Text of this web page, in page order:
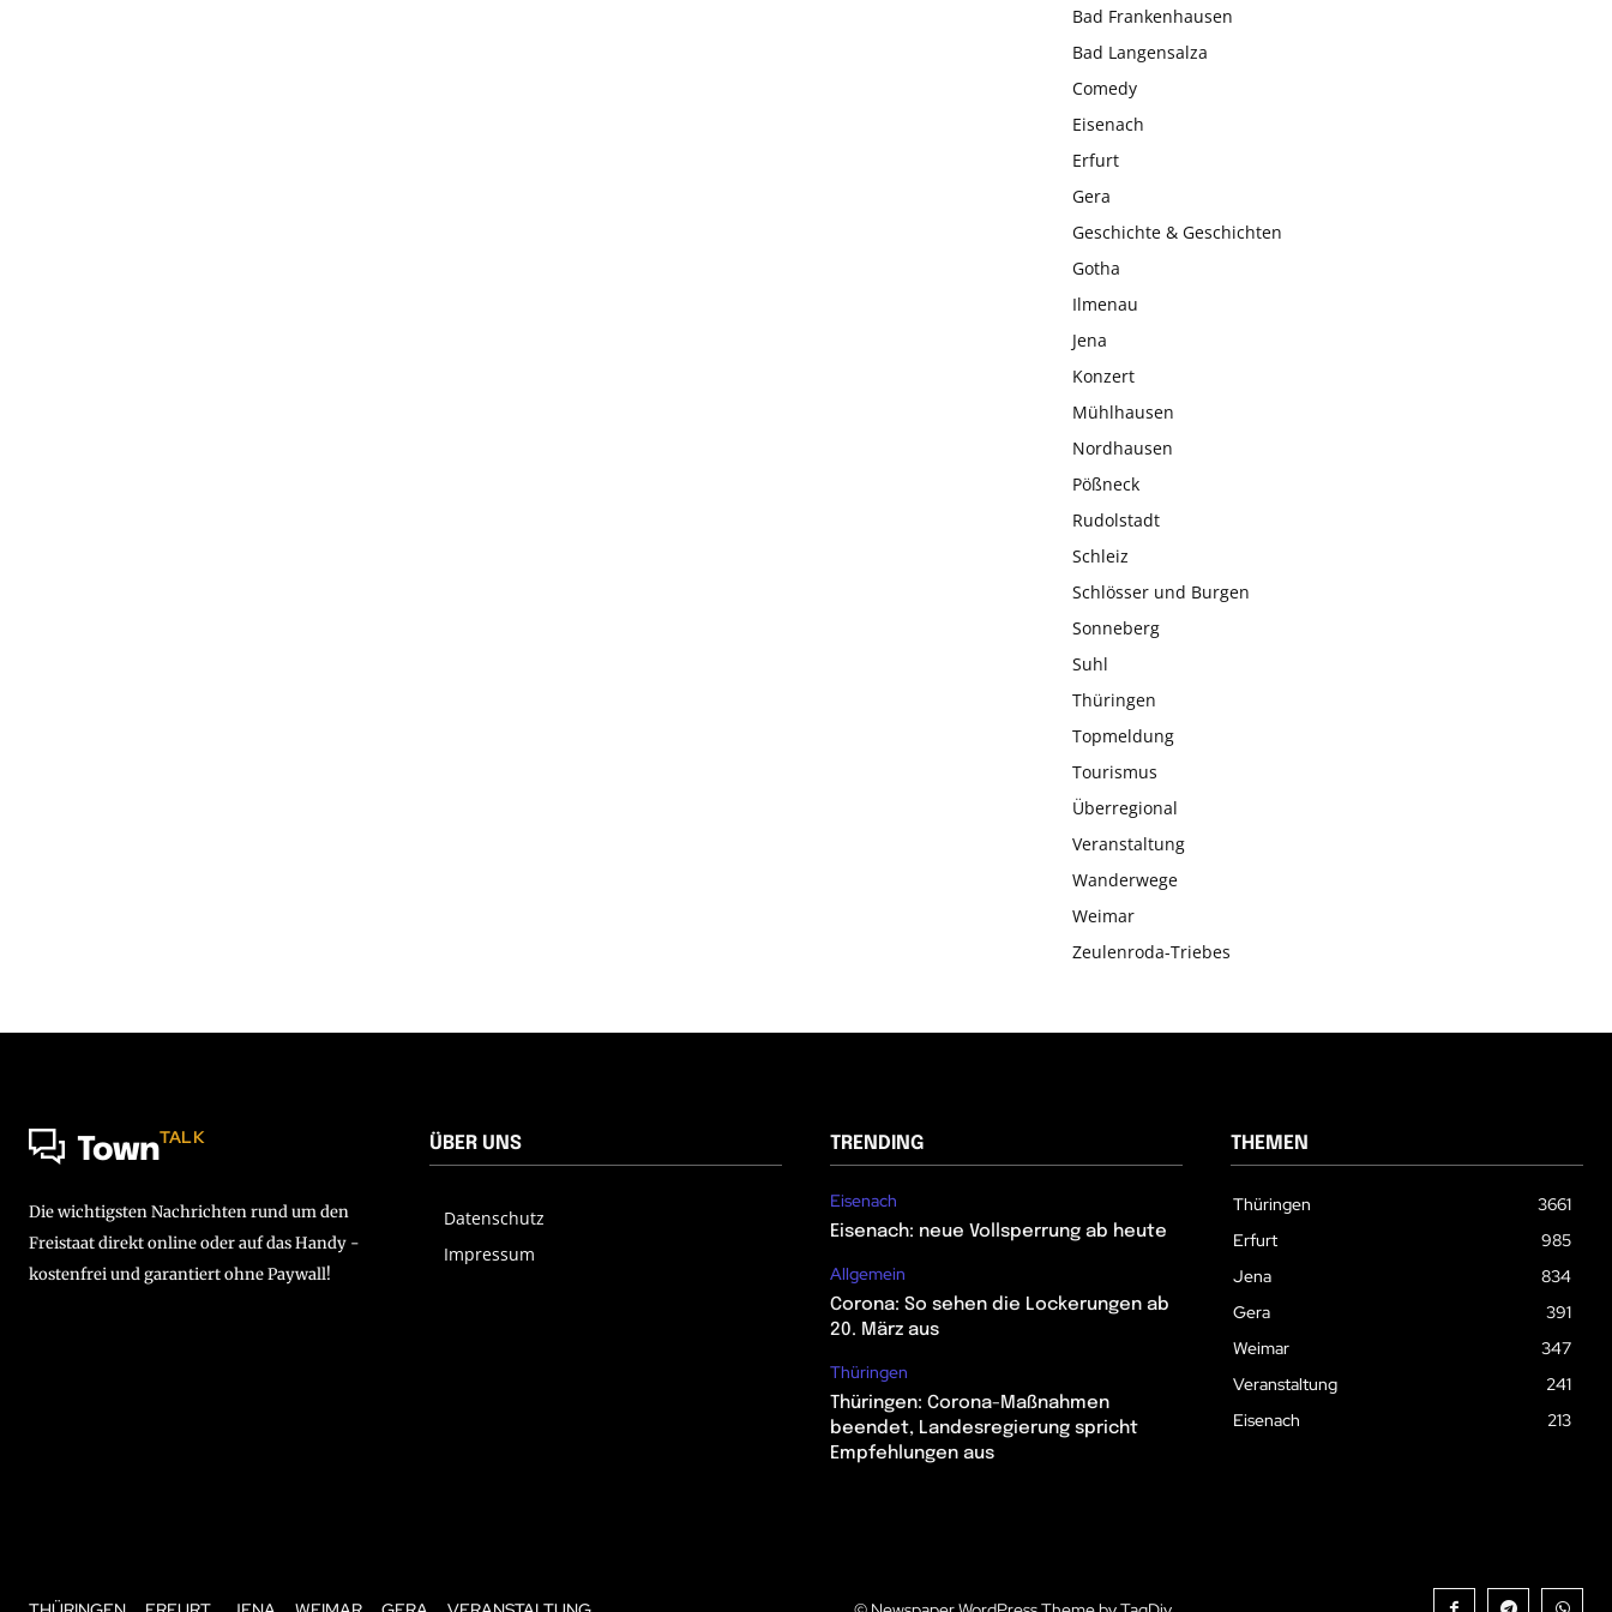
Bad Frankenhausen
Bad Langensalza
Comedy
Eisenach
Erfurt
Gera
Geschichte & Geschichten
Gotha
Ilmenau
Jena
Konzert
Mühlhausen
Nordhausen
Pößneck
Rudolstadt
Schleiz
Schlösser und Burgen
Sonneberg
Suhl
Thüringen
Topmeldung
Tourismus
Überregional
Veranstaltung
Wanderwege
Weimar
Zeulenroda-Triebes
TownTALK
Die wichtigsten Nachrichten rund um den
Freistaat direkt online oder auf das Handy -
kostenfrei und garantiert ohne Paywall!
ÜBER UNS
Datenschutz
Impressum
TRENDING
Eisenach
Eisenach: neue Vollsperrung ab heute
Allgemein
Corona: So sehen die Lockerungen ab
20. März aus
Thüringen
Thüringen: Corona-Maßnahmen
beendet, Landesregierung spricht
Empfehlungen aus
THEMEN
Thüringen
3661
Erfurt
985
Jena
834
Gera
391
Weimar
347
Veranstaltung
241
Eisenach
213